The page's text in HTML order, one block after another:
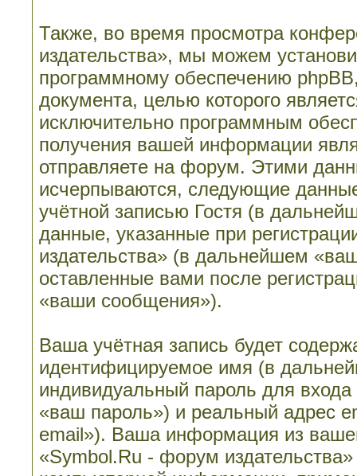
Также, во время просмотра
издательства», мы можем
программному обеспечению
документа, целью которого
исключительно программным
получения вашей информации
отправляете на форум. Этими
исчерпываются, следующие
учётной записью Гостя (в
данные, указанные при
издательства» (в дальнейшем
оставленные вами после
«ваши сообщения»).
Ваша учётная запись будет
идентифицируемое имя (в
индивидуальный пароль для
«ваш пароль») и реальный адрес
email»). Ваша информация из
«Symbol.Ru - форум